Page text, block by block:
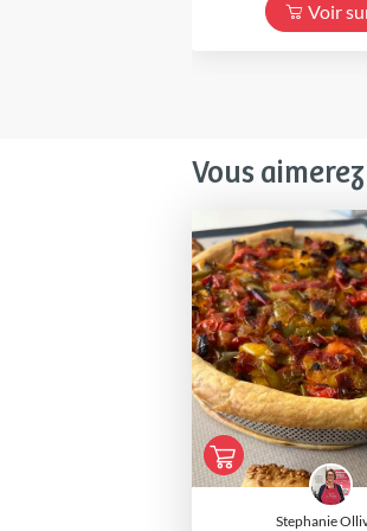
Voir
Vous
Stephanie